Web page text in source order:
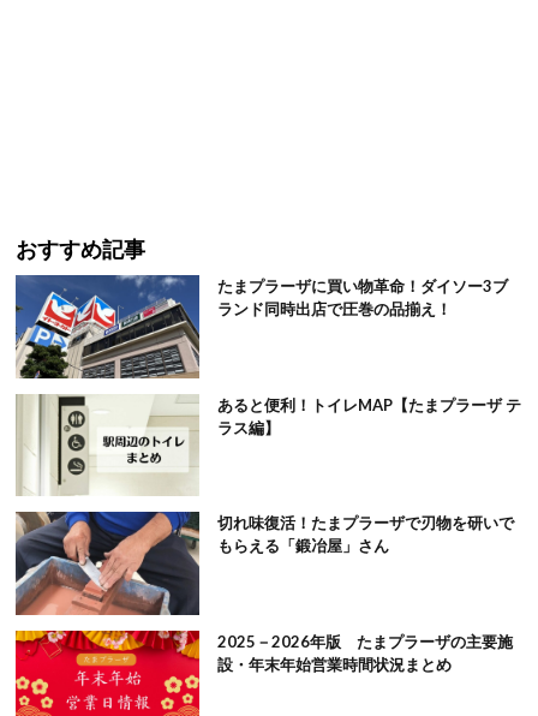
おすすめ記事
たまプラーザに買い物革命！ダイソー3ブ
ランド同時出店で圧巻の品揃え！
あると便利！トイレMAP【たまプラーザ テ
ラス編】
切れ味復活！たまプラーザで刃物を研いで
もらえる「鍛冶屋」さん
2025－2026年版 たまプラーザの主要施
設・年末年始営業時間状況まとめ